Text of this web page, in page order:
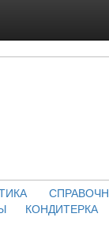
КОНДИТЕРКА